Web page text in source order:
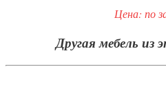
Цена: по
Другая мебель из